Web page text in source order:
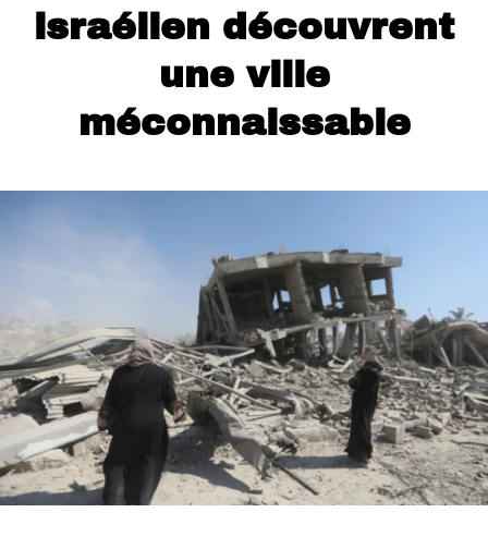
israélien découvrent
une ville
méconnaissable